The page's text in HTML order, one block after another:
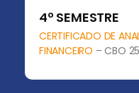
4º SEMESTRE
CERTIFICADO DE
FINANCEIRO – CBO